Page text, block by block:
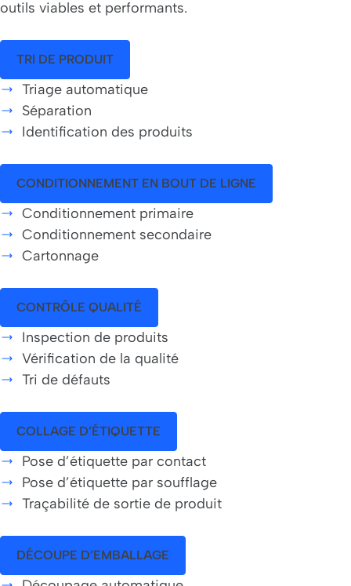
outils viables et performants.
TRI DE PRODUIT
Triage automatique
Séparation
Identification des produits
CONDITIONNEMENT EN BOUT DE LIGNE
Conditionnement primaire
Conditionnement secondaire
Cartonnage
CONTRÔLE QUALITÉ
Inspection de produits
Vérification de la qualité
Tri de défauts
COLLAGE D’ÉTIQUETTE
Pose d’étiquette par contact
Pose d’étiquette par soufflage
Traçabilité de sortie de produit
DÉCOUPE D’EMBALLAGE